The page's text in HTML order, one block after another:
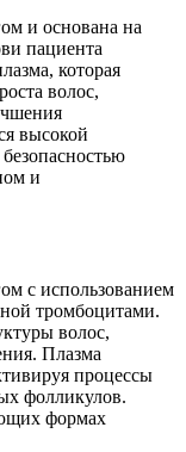
и основана на
пациента
которая
волос,
высокой
и
с использованием
тромбоцитами.
волос,
Плазма
процессы
фолликулов.
формах